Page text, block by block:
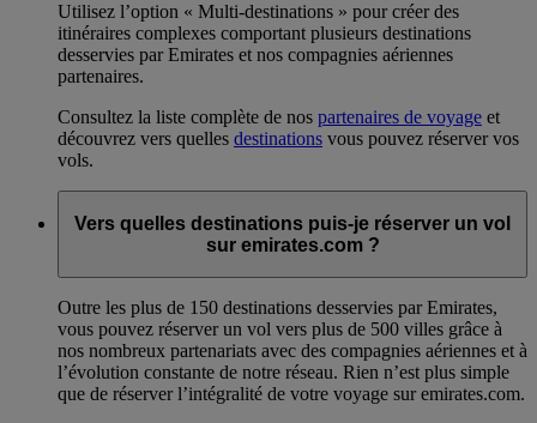
Utilisez l’option « Multi-destinations » pour créer des
itinéraires complexes comportant plusieurs destinations
desservies par Emirates et nos compagnies aériennes
partenaires.
Consultez la liste complète de nos partenaires de voyage et
découvrez vers quelles destinations vous pouvez réserver vos
vols.
Vers quelles destinations puis-je réserver un vol
sur emirates.com ?
Outre les plus de 150 destinations desservies par Emirates,
vous pouvez réserver un vol vers plus de 500 villes grâce à
nos nombreux partenariats avec des compagnies aériennes et à
l’évolution constante de notre réseau. Rien n’est plus simple
que de réserver l’intégralité de votre voyage sur emirates.com.